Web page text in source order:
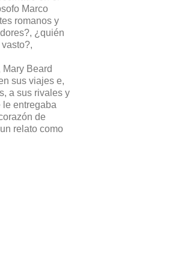
Marco
romanos y
¿quién
Beard
sus viajes e,
a sus rivales y
le entregaba
de
relato como